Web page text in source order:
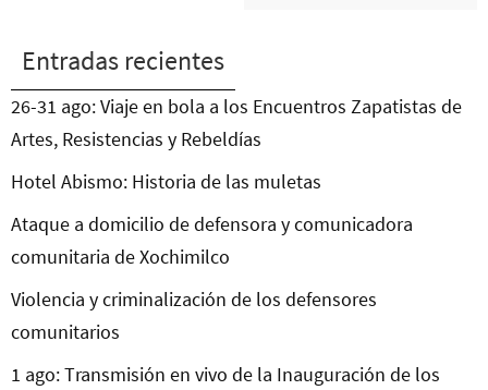
Entradas recientes
26-31 ago: Viaje en bola a los Encuentros Zapatistas de
Artes, Resistencias y Rebeldías
Hotel Abismo: Historia de las muletas
Ataque a domicilio de defensora y comunicadora
comunitaria de Xochimilco
Violencia y criminalización de los defensores
comunitarios
1 ago: Transmisión en vivo de la Inauguración de los